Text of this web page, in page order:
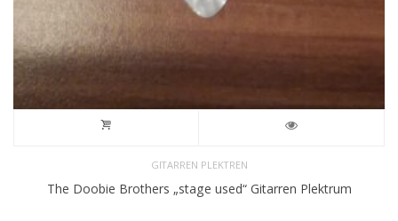
GITARREN PLEKTREN
The Doobie Brothers „stage used“ Gitarren Plektrum